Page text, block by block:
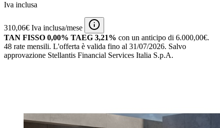
Iva inclusa
310,06€ Iva inclusa/mese
TAN FISSO 0,00% TAEG 3,21% con un anticipo di 6.000,00€.
48 rate mensili. L'offerta è valida fino al 31/07/2026. Salvo
approvazione Stellantis Financial Services Italia S.p.A.